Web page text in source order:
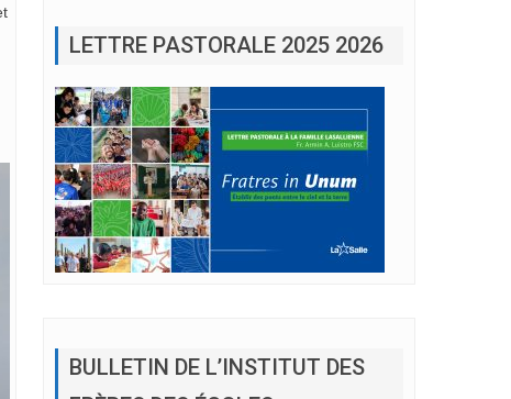
FRÈRES DES ÉCOLES